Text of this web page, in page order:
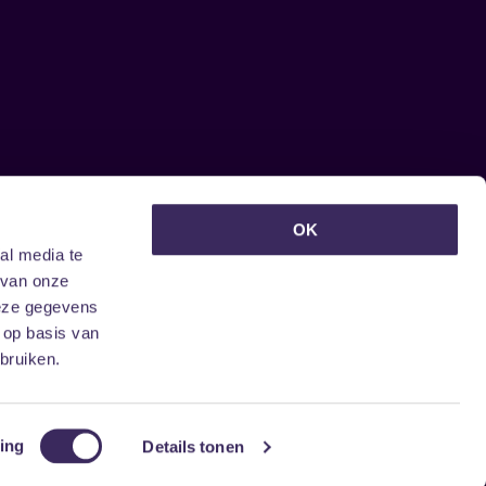
media te
onze
gegevens
basis van
Details tonen
OK
ontvangen?